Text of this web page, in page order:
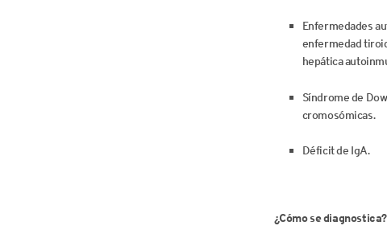
Enfermedades
enfermedad
hepática
Síndrome de
cromosómicas.
Déficit de IgA.
¿Cómo se diagnostica?